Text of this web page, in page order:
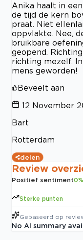
Anika haalt in
de tijd de kern
praat. Niet
oppvlakte. Nee,
bruikbare
geopend.
richting mezelf.
mens geworden!
Beveelt aan
12 November
Bart
Rotterdam
delen
Review
Positief sentiment0%
Sterke punten
Gebaseerd op
No AI summary